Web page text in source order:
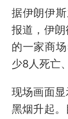
据伊朗伊
报道，伊朗
的一家商
少8人死亡
现场画面
黑烟升起